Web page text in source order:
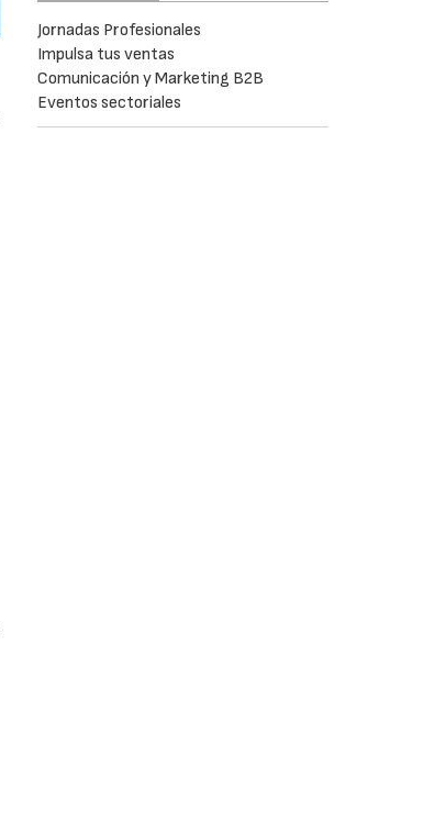
Jornadas Profesionales
Impulsa tus ventas
Comunicación y Marketing B2B
Eventos sectoriales